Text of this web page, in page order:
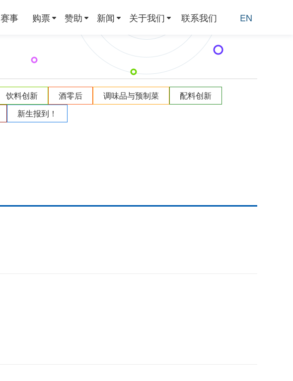
赛事 购票 赞助 新闻 关于我们 联系我们 EN
饮料创新 酒零后 调味品与预制菜
配料创新
新生报到！